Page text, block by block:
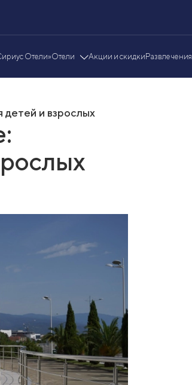
Отели»Отели Акции и скидкиРазвлечения
детей и взрослых